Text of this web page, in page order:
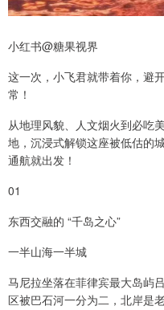
小红书@糖果视界
这一次，小飞君就带着你，避
常！
从地理风貌、人文烟火到必吃
地，沉浸式解锁这座被低估的
通航就出发！
01
东西交融的 “千岛之心”
一半山海一半城
马尼拉坐落在菲律宾最大岛屿
区被巴石河一分为二，北岸是